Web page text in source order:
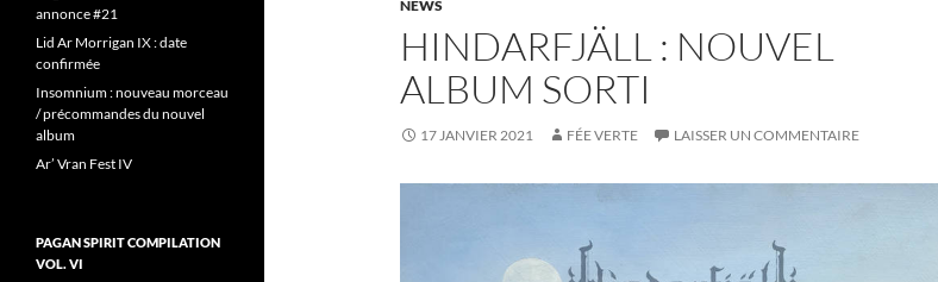
NEWS
HINDARFJÄLL : NOUVEL
ALBUM SORTI
17 JANVIER 2021 FÉE VERTE LAISSER UN COMMENTAIRE
annonce #21
Lid Ar Morrigan IX : date
confirmée
Insomnium : nouveau morceau
/ précommandes du nouvel
album
Ar’ Vran Fest IV
PAGAN SPIRIT COMPILATION
VOL. VI